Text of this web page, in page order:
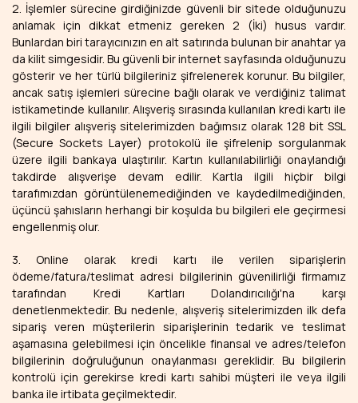
2. İşlemler sürecine girdiğinizde güvenli bir sitede olduğunuzu
anlamak için dikkat etmeniz gereken 2 (İki) husus vardır.
Bunlardan biri tarayıcınızın en alt satırında bulunan bir anahtar ya
da kilit simgesidir. Bu güvenli bir internet sayfasında olduğunuzu
gösterir ve her türlü bilgileriniz şifrelenerek korunur. Bu bilgiler,
ancak satış işlemleri sürecine bağlı olarak ve verdiğiniz talimat
istikametinde kullanılır. Alışveriş sırasında kullanılan kredi kartı ile
ilgili bilgiler alışveriş sitelerimizden bağımsız olarak 128 bit SSL
(Secure Sockets Layer) protokolü ile şifrelenip sorgulanmak
üzere ilgili bankaya ulaştırılır. Kartın kullanılabilirliği onaylandığı
takdirde alışverişe devam edilir. Kartla ilgili hiçbir bilgi
tarafımızdan görüntülenemediğinden ve kaydedilmediğinden,
üçüncü şahısların herhangi bir koşulda bu bilgileri ele geçirmesi
engellenmiş olur.
3. Online olarak kredi kartı ile verilen siparişlerin
ödeme/fatura/teslimat adresi bilgilerinin güvenilirliği firmamız
tarafından Kredi Kartları Dolandırıcılığı'na karşı
denetlenmektedir. Bu nedenle, alışveriş sitelerimizden ilk defa
sipariş veren müşterilerin siparişlerinin tedarik ve teslimat
aşamasına gelebilmesi için öncelikle finansal ve adres/telefon
bilgilerinin doğruluğunun onaylanması gereklidir. Bu bilgilerin
kontrolü için gerekirse kredi kartı sahibi müşteri ile veya ilgili
banka ile irtibata geçilmektedir.